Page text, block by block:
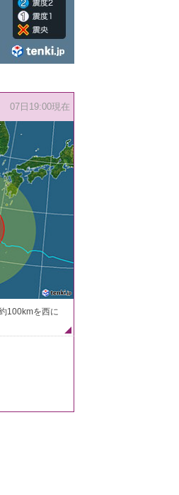
07日19:00現在
100kmを西に